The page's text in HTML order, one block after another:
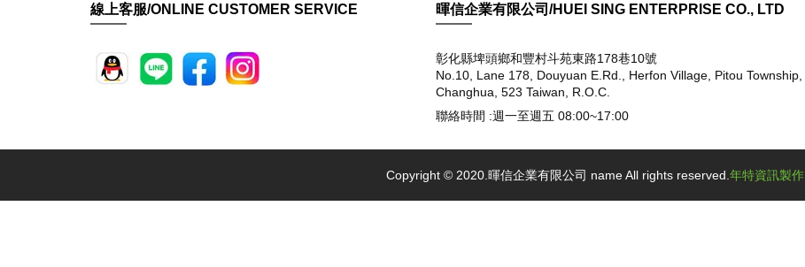
線上客服/ONLINE CUSTOMER SERVICE 暉信企業有限公司/HUEI SING ENTERPRISE CO., LTD
彰化縣埤頭鄉和豐村斗苑東路178巷10號
No.10, Lane 178, Douyuan E.Rd., Herfon Village, Pitou Township,
Changhua, 523 Taiwan, R.O.C.
聯絡時間 :週一至週五 08:00~17:00
Copyright © 2020.暉信企業有限公司 name All rights reserved. 年特資訊製作